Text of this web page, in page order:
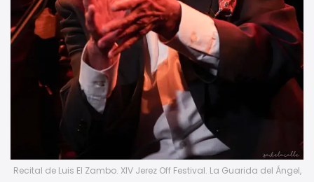
Recital de Luis El Zambo. XIV Jerez Off Festival. La Guarida del Ángel,